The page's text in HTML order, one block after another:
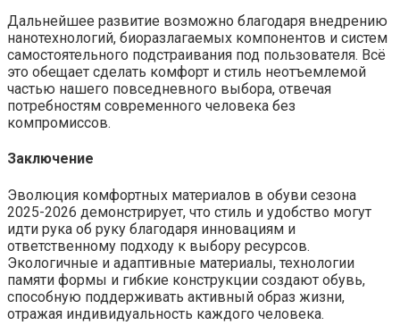
Дальнейшее развитие возможно благодаря внедрению
нанотехнологий, биоразлагаемых компонентов и систем
самостоятельного подстраивания под пользователя. Всё
это обещает сделать комфорт и стиль неотъемлемой
частью нашего повседневного выбора, отвечая
потребностям современного человека без
компромиссов.
Заключение
Эволюция комфортных материалов в обуви сезона
2025-2026 демонстрирует, что стиль и удобство могут
идти рука об руку благодаря инновациям и
ответственному подходу к выбору ресурсов.
Экологичные и адаптивные материалы, технологии
памяти формы и гибкие конструкции создают обувь,
способную поддерживать активный образ жизни,
отражая индивидуальность каждого человека.